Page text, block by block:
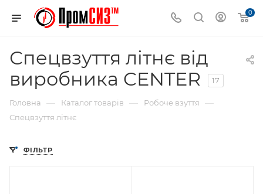
0
Спецвзуття літнє від
виробника CENTER
17
Головна — Каталог товарів — Робоче взуття —
Спецвзуття літнє
ФІЛЬТР